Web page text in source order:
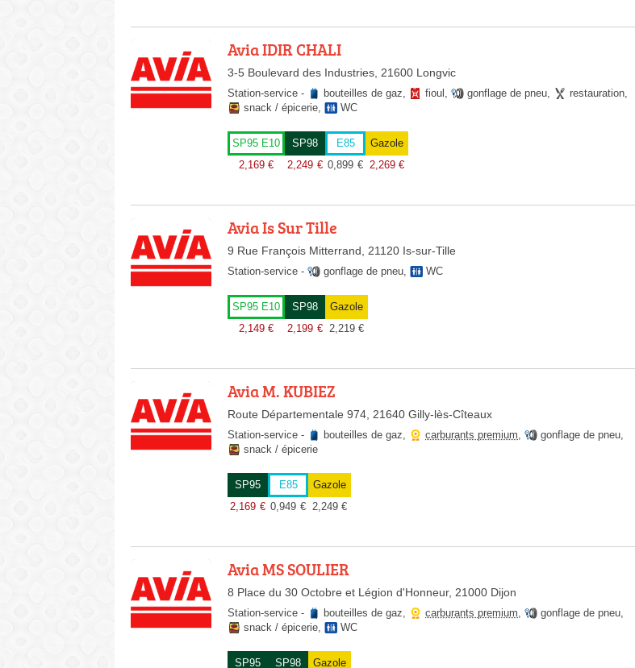
Avia IDIR CHALI
3-5 Boulevard des Industries, 21600 Longvic
Station-service - bouteilles de gaz, fioul , gonflage de pneu, restauration,
snack / épicerie, WC
SP95 E10
2,169 €
SP98
2,249 €
E85
0,899 €
Gazole
2,269 €
Avia Is Sur Tille
9 Rue François Mitterrand, 21120 Is-sur-Tille
Station-service - gonflage de pneu, WC
SP95 E10
2,149 €
SP98
2,199 €
Gazole
2,219 €
Avia M. KUBIEZ
Route Départementale 974, 21640 Gilly-lès-Cîteaux
Station-service - bouteilles de gaz, carburants premium, gonflage de pneu,
snack / épicerie
SP95
2,169 €
E85
0,949 €
Gazole
2,249 €
Avia MS SOULIER
8 Place du 30 Octobre et Légion d'Honneur, 21000 Dijon
Station-service - bouteilles de gaz, carburants premium, gonflage de pneu,
snack / épicerie, WC
SP95 SP98 Gazole